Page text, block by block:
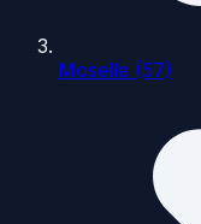
Moselle (57)